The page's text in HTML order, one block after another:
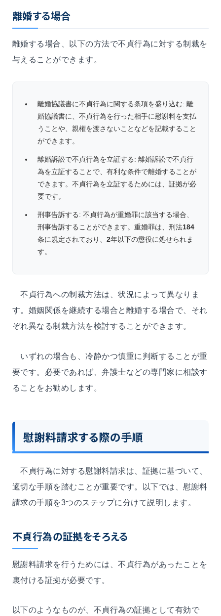
離婚する場合
離婚する場合、以下の方法で不貞行為に対する制裁を
与えることができます。
離婚協議書に不貞行為に関する条項を盛り込む: 離
婚協議書に、不貞行為を行った相手に慰謝料を支払
うことや、親権を渡さないことなどを記載すること
ができます。
離婚訴訟で不貞行為を立証する: 離婚訴訟で不貞行
為を立証することで、有利な条件で離婚することが
できます。不貞行為を立証するためには、証拠が必
要です。
刑事告訴する: 不貞行為が重婚罪に該当する場合、
刑事告訴することができます。重婚罪は、刑法184
条に規定されており、 2年以下の懲役に処せられま
す。
不貞行為への制裁方法は、状況によって異なりま
す。婚姻関係を継続する場合と離婚する場合で、それ
ぞれ異なる制裁方法を検討することができます。
いずれの場合も、冷静かつ慎重に判断することが重
要です。必要であれば、弁護士などの専門家に相談す
ることをお勧めします。
慰謝料請求する際の手順
不貞行為に対する慰謝料請求は、証拠に基づいて、
適切な手順を踏むことが重要です。以下では、慰謝料
請求の手順を3つのステップに分けて説明します。
不貞行為の証拠をそろえる
慰謝料請求を行うためには、不貞行為があったことを
裏付ける証拠が必要です。
以下のようなものが、不貞行為の証拠として有効で